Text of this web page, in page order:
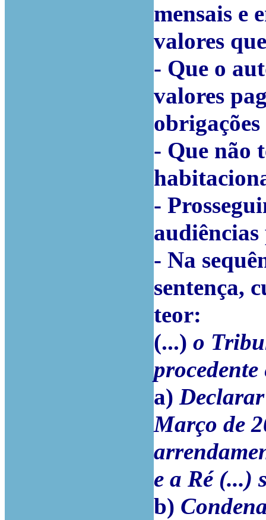
mensais e
valores
- Que o
valores
- Que não
-
- Na
sentença,
teor:
(...) o
procedente
a)Declarar
Março de
e a Ré (...)
b)